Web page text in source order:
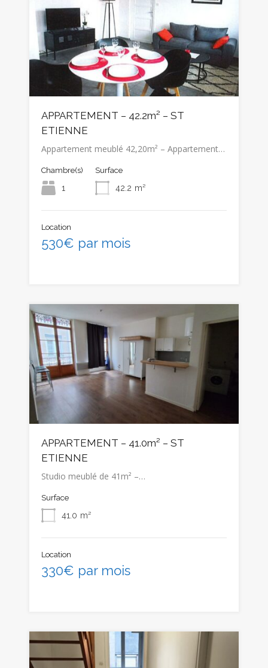
APPARTEMENT – 42.2m² – ST
ETIENNE
Appartement meublé 42,20m² – Appartement…
Chambre(s)
1
Surface
42.2 m²
Location
530€ par mois
APPARTEMENT – 41.0m² – ST
ETIENNE
Studio meublé de 41m² –…
Surface
41.0 m²
Location
330€ par mois